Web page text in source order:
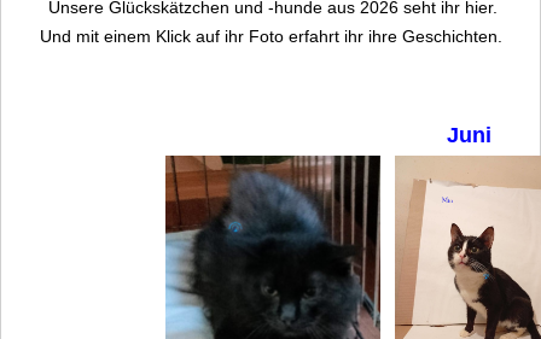
Unsere Glückskätzchen und -hunde aus 2026 seht ihr hier.
Und mit einem Klick auf ihr Foto erfahrt ihr ihre Geschichten.
Juni